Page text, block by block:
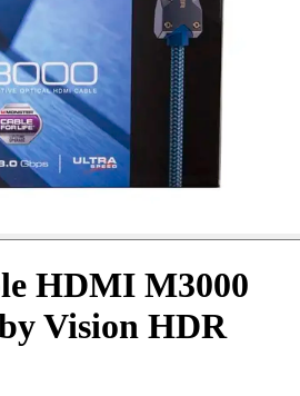
HDMI M3000
Vision HDR